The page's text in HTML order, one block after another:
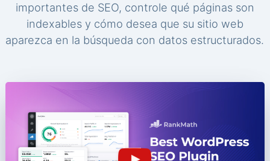
importantes de SEO, controle qué páginas son
indexables y cómo desea que su sitio web
aparezca en la búsqueda con datos estructurados.